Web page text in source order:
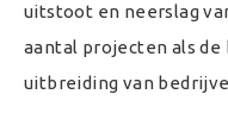
uitstoot en neerslag
aantal projecten als de
uitbreiding van